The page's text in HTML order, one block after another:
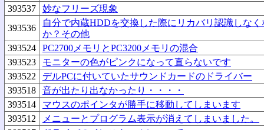
393537
妙なフリーズ現象
393536
自分で内蔵HDDを交換した際にリカバリ認識しな
か？その他
393524
PC2700メモリとPC3200メモリの混合
393523
モニターの色がピンクになって直らないです
393522
デルPCに付いていたサウンドカードのドライバー
393518
音が出たり出なかったり・・・・
393514
マウスのポインタが勝手に移動してしまいます
393512
メニューとプログラム表示が消えてしまいました。